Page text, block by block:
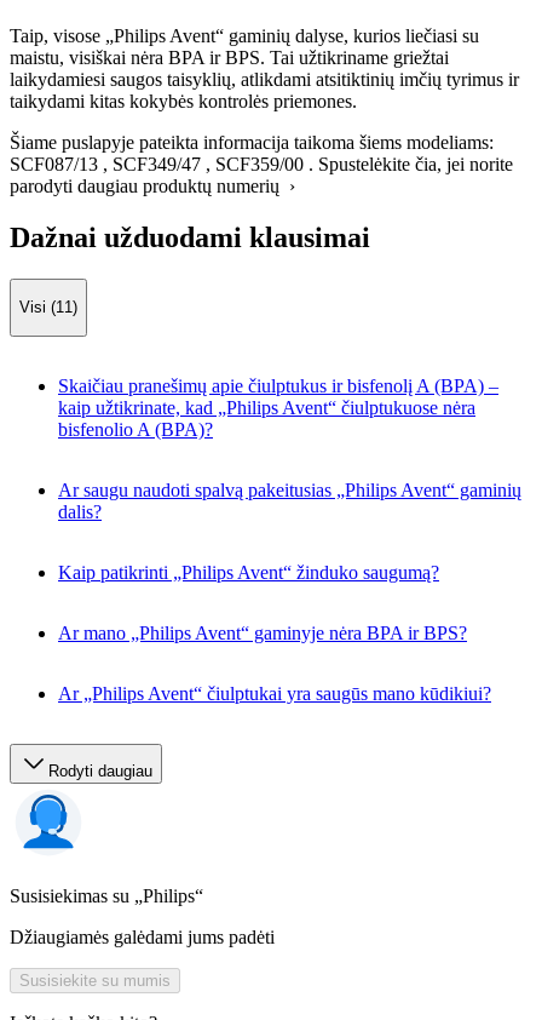
Taip, visose „Philips Avent“ gaminių dalyse, kurios liečiasi su
maistu, visiškai nėra BPA ir BPS. Tai užtikriname griežtai
laikydamiesi saugos taisyklių, atlikdami atsitiktinių imčių tyrimus ir
taikydami kitas kokybės kontrolės priemones.
Šiame puslapyje pateikta informacija taikoma šiems modeliams:
SCF087/13 , SCF349/47 , SCF359/00 . Spustelėkite čia, jei norite
parodyti daugiau produktų numerių ›
Dažnai užduodami klausimai
Visi (11)
Skaičiau pranešimų apie čiulptukus ir bisfenolį A (BPA) –
kaip užtikrinate, kad „Philips Avent“ čiulptukuose nėra
bisfenolio A (BPA)?
Ar saugu naudoti spalvą pakeitusias „Philips Avent“ gaminių
dalis?
Kaip patikrinti „Philips Avent“ žinduko saugumą?
Ar mano „Philips Avent“ gaminyje nėra BPA ir BPS?
Ar „Philips Avent“ čiulptukai yra saugūs mano kūdikiui?
Rodyti daugiau
Susisiekimas su „Philips“
Džiaugiamės galėdami jums padėti
Susisiekite su mumis